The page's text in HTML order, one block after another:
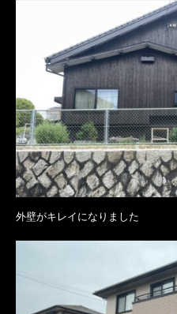
外壁がキレイになりました